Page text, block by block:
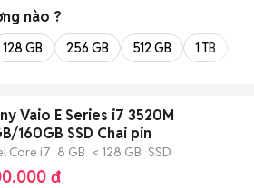
nào ?
128 GB 256 GB 512 GB 1 TB
Vaio E Series i7 3520M
160GB SSD Chai pin
Core i7 8 GB < 128 GB SSD
đ